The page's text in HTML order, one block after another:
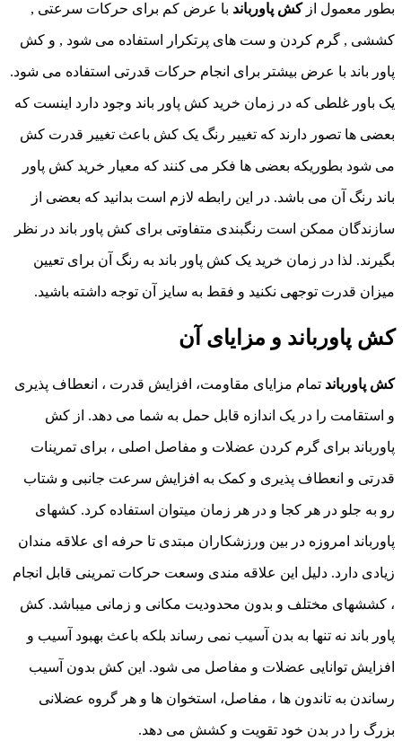
بطور معمول ازکش پاورباند با عرض کم برای حرکات سرعتی ,
کششی , گرم کردن و ست های پرتکرار استفاده می شود , و کش
پاور باند با عرض بیشتر برای انجام حرکات قدرتی استفاده می شود.
یک باور غلطی که در زمان خرید کش پاور باند وجود دارد اینست که
بعضی ها تصور دارند که تغییر رنگ یک کش باعث تغییر قدرت کش
می شود بطوریکه بعضی ها فکر می کنند که معیار خرید کش پاور
باند رنگ آن می باشد. در این رابطه لازم است بدانید که بعضی از
سازندگان ممکن است رنگبندی متفاوتی برای کش پاور باند در نظر
بگیرند. لذا در زمان خرید یک کش پاور باند به رنگ آن برای تعیین
میزان قدرت توجهی نکنید و فقط به سایز آن توجه داشته باشید.
کش پاورباند و مزایای آن
کش پاورباند تمام مزایای مقاومت، افزایش قدرت ، انعطاف پذیری
و استقامت را در یک اندازه قابل حمل به شما می دهد. از کش
پاورباند برای گرم کردن عضلات و مفاصل اصلی ، برای تمرینات
قدرتی و انعطاف پذیری و کمک به افزایش سرعت جانبی و شتاب
رو به جلو در هر کجا و در هر زمان میتوان استفاده کرد. کشهای
پاورباند امروزه در بین ورزشکاران مبتدی تا حرفه ای علاقه مندان
زیادی دارد. دلیل این علاقه مندی وسعت حرکات تمرینی قابل انجام
، کششهای مختلف و بدون محدودیت مکانی و زمانی میباشد. کش
پاور باند نه تنها به بدن آسیب نمی رساند بلکه باعث بهبود آسیب و
افزایش توانایی عضلات و مفاصل می شود. این کش بدون آسیب
رساندن به تاندون ها ، مفاصل، استخوان ها و هر گروه عضلانی
بزرگ را در بدن خود تقویت و کشش می دهد.